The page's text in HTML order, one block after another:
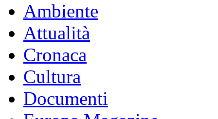
Ambiente
Attualità
Cronaca
Cultura
Documenti